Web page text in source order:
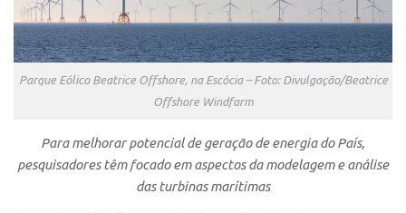
Bolsa Empreendedorismo
Bolsa Startup USP
PGI-USP
Conexão USP
Conexão Inter-USP
Leis e Normas
Parque Eólico Beatrice Offshore, na Escócia – Foto: Divulgação/Beatrice
Offshore Windfarm
Para melhorar potencial de geração de energia do País,
pesquisadores têm focado em aspectos da modelagem e análise
das turbinas marítimas